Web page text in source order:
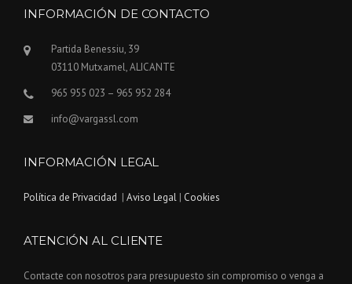
INFORMACIÓN DE CONTACTO
Partida Benessiu, 39
03110 Mutxamel, ALICANTE
965 955 023 – 965 952 284
info@vargassl.com
INFORMACIÓN LEGAL
Política de Privacidad | Aviso Legal | Cookies
ATENCIÓN AL CLIENTE
Contacte con nosotros para presupuesto sin compromiso o venga a